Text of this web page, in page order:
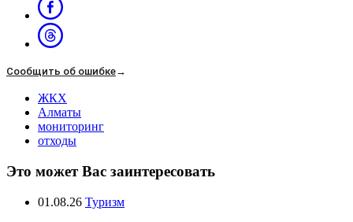
Сообщить об ошибке→
ЖКХ
Алматы
мониторинг
отходы
Это может Вас заинтересовать
01.08.26 Туризм